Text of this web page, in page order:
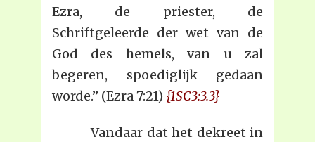
Ezra, de priester, de
Schriftgeleerde der wet van de
God des hemels, van u zal
begeren, spoediglijk gedaan
worde.” (Ezra 7:21) {1SC3:3.3}
Vandaar dat het dekreet in